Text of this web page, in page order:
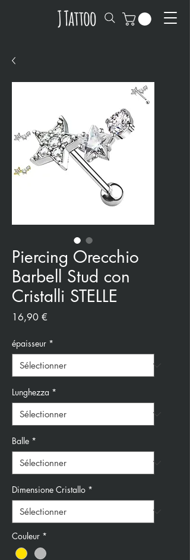
Piercing Orecchio
Barbell Stud con
Cristalli STELLE
16,90 €
épaisseur *
Lunghezza *
Balle *
Dimensione Cristallo *
Couleur *